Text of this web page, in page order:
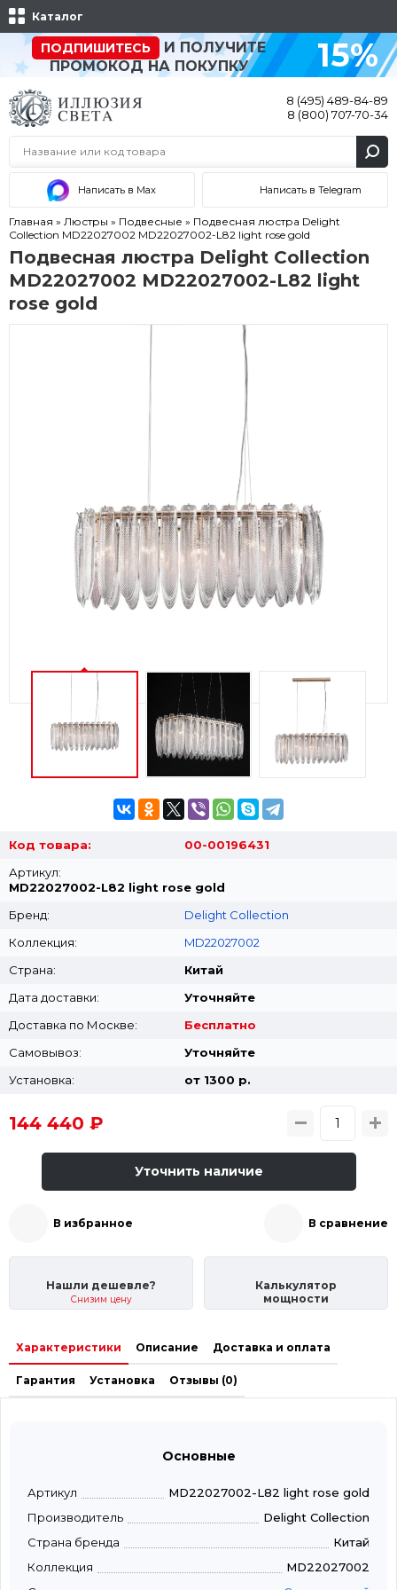
Каталог
ПОДПИШИТЕСЬ
И ПОЛУЧИТЕ
ПРОМОКОД НА ПОКУПКУ
15%
8 (495) 489-84-89
8 (800) 707-70-34
Написать в Max Написать в Telegram
Главная » Люстры » Подвесные » Подвесная люстра Delight
Collection MD22027002 MD22027002-L82 light rose gold
Подвесная люстра Delight Collection
MD22027002 MD22027002-L82 light
rose gold
Код товара:
00-00196431
Артикул:
MD22027002-L82 light rose gold
Бренд:
Delight Collection
Коллекция:
MD22027002
Страна:
Китай
Дата доставки:
Уточняйте
Доставка по Москве:
Бесплатно
Самовывоз:
Уточняйте
Установка:
от 1300 p.
144 440 ₽
Уточнить наличие
В избранное В сравнение
Нашли дешевле?
Снизим цену
Калькулятор
мощности
Характеристики Описание Доставка и оплата
Гарантия Установка Отзывы (0)
Основные
Артикул
MD22027002-L82 light rose gold
Производитель
Delight Collection
Страна бренда
Китай
Коллекция
MD22027002